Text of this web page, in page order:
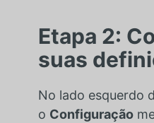
Etapa 2:
suas
No lado esquerdo
o Configuração